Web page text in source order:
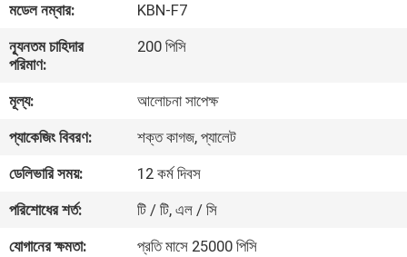
কারখানা
ভ্রমণ
মান
নিয়ন্ত্রণ
যোগাযোগ
করুন
মডেল নম্বার:
KBN-F7
ন্যূনতম চাহিদার
পরিমাণ:
200 পিসি
মূল্য:
আলোচনা সাপেক্ষ
প্যাকেজিং বিবরণ:
শক্ত কাগজ, প্যালেট
ডেলিভারি সময়:
12 কর্ম দিবস
পরিশোধের শর্ত:
টি / টি, এল / সি
যোগানের ক্ষমতা:
প্রতি মাসে 25000 পিসি